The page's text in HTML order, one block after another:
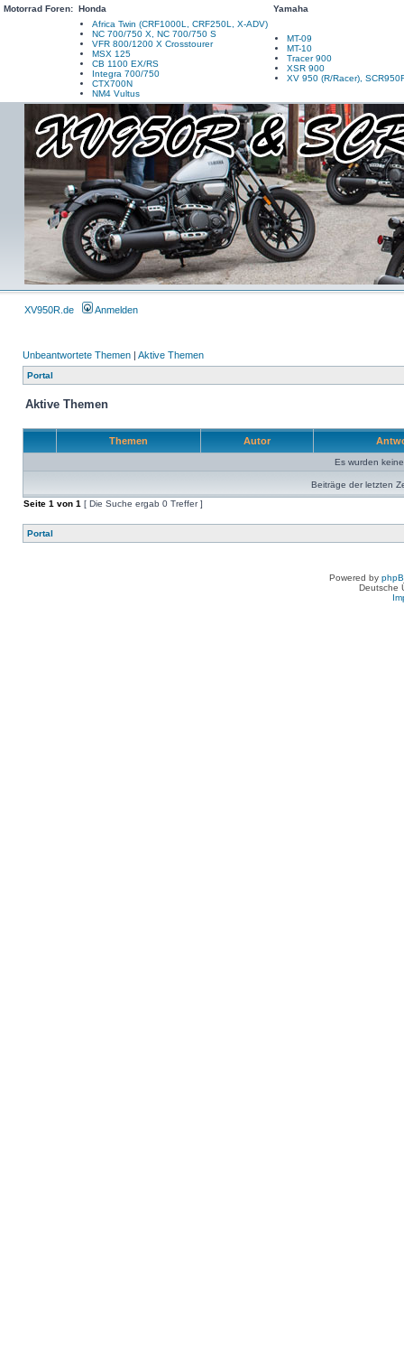
Motorrad Foren: Honda
Yamaha
Africa Twin (CRF1000L, CRF250L, X-ADV)
NC 700/750 X, NC 700/750 S
VFR 800/1200 X Crosstourer
MSX 125
CB 1100 EX/RS
Integra 700/750
CTX700N
NM4 Vultus
MT-09
MT-10
Tracer 900
XSR 900
XV 950 (R/Racer),
XV950R.de Anmelden
Unbeantwortete Themen | Aktive Themen
Portal
Aktive Themen
Themen Autor
Es wurden
Beiträge der letzten
Seite 1 von 1 [ Die Suche ergab 0 Treffer ]
Portal
Powered by
Deutsche